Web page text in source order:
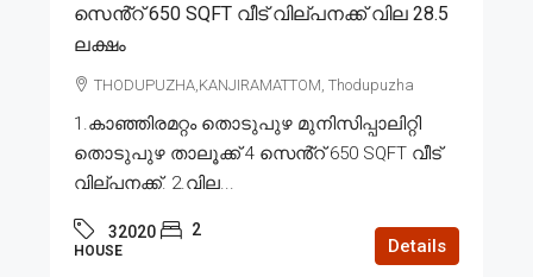
സെൻ്റ് 650 SQFT വീട് വില്പനക്ക് വില 28.5
ലക്ഷം
THODUPUZHA,KANJIRAMATTOM, Thodupuzha
1.കാഞ്ഞിരമറ്റം തൊടുപുഴ മുനിസിപ്പാലിറ്റി
തൊടുപുഴ താലൂക്ക് 4 സെൻ്റ് 650 SQFT വീട്
വില്പനക്ക്. 2.വില...
32020 2
HOUSE Details